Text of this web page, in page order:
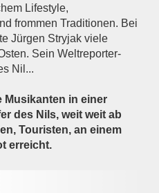
Lifestyle,
frommen Traditionen. Bei
Jürgen Stryjak viele
Sein Weltreporter-
Nil...
Musikanten in einer
des Nils, weit weit ab
Touristen, an einem
erreicht.